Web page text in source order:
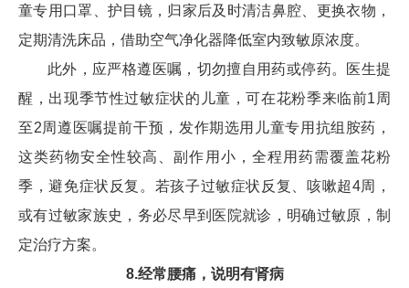
童专用口罩、护目镜，归家后及时清洁鼻腔、更换衣物，
定期清洗床品，借助空气净化器降低室内致敏原浓度。
此外，应严格遵医嘱，切勿擅自用药或停药。医生提
醒，出现季节性过敏症状的儿童，可在花粉季来临前1周
至2周遵医嘱提前干预，发作期选用儿童专用抗组胺药，
这类药物安全性较高、副作用小，全程用药需覆盖花粉
季，避免症状反复。若孩子过敏症状反复、咳嗽超4周，
或有过敏家族史，务必尽早到医院就诊，明确过敏原，制
定治疗方案。
8.经常腰痛，说明有肾病